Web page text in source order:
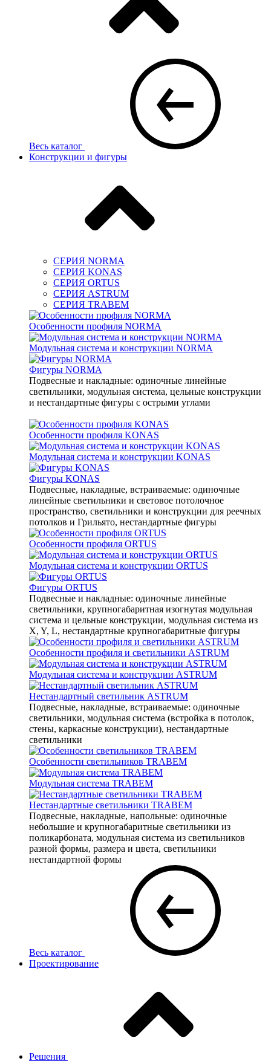
Весь каталог
Конструкции и фигуры
СЕРИЯ NORMA
СЕРИЯ KONAS
СЕРИЯ ORTUS
СЕРИЯ ASTRUM
СЕРИЯ TRABEM
Особенности профиля NORMA
Модульная система и конструкции NORMA
Фигуры NORMA
Подвесные и накладные: одиночные линейные
светильники, модульная система, цельные конструкции
и нестандартные фигуры с острыми углами
Особенности профиля KONAS
Модульная система и конструкции KONAS
Фигуры KONAS
Подвесные, накладные, встраиваемые: одиночные
линейные светильники и световое потолочное
пространство, светильники и конструкции для реечных
потолков и Грильято, нестандартные фигуры
Особенности профиля ORTUS
Модульная система и конструкции ORTUS
Фигуры ORTUS
Подвесные и накладные: одиночные линейные
светильники, крупногабаритная изогнутая модульная
система и цельные конструкции, модульная система из
X, Y, L, нестандартные крупногабаритные фигуры
Особенности профиля и светильники ASTRUM
Модульная система и конструкции ASTRUM
Нестандартный светильник ASTRUM
Подвесные, накладные, встраиваемые: одиночные
светильники, модульная система (встройка в потолок,
стены, каркасные конструкции), нестандартные
светильники
Особенности светильников TRABEM
Модульная система TRABEM
Нестандартные светильники TRABEM
Подвесные, накладные, напольные: одиночные
небольшие и крупногабаритные светильники из
поликарбоната, модульная система из светильников
разной формы, размера и цвета, светильники
нестандартной формы
Весь каталог
Проектирование
Решения